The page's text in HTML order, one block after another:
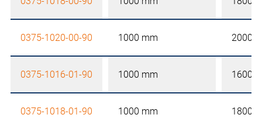
0375-1020-00-90 1000 mm 2000
0375-1016-01-90 1000 mm 1600
0375-1018-01-90 1000 mm 1800